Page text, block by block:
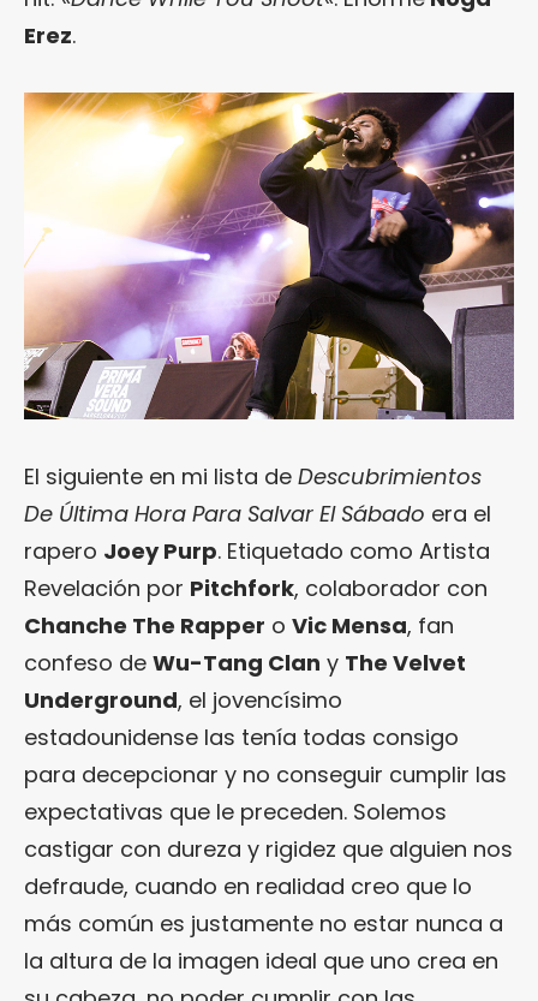
Erez.
El siguiente en mi lista de Descubrimientos
De Última Hora Para Salvar El Sábado era el
rapero Joey Purp. Etiquetado como Artista
Revelación por Pitchfork, colaborador con
Chanche The Rapper o Vic Mensa, fan
confeso de Wu-Tang Clan y The Velvet
Underground, el jovencísimo
estadounidense las tenía todas consigo
para decepcionar y no conseguir cumplir las
expectativas que le preceden. Solemos
castigar con dureza y rigidez que alguien nos
defraude, cuando en realidad creo que lo
más común es justamente no estar nunca a
la altura de la imagen ideal que uno crea en